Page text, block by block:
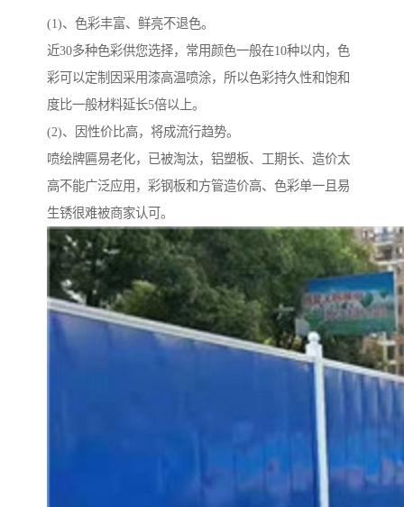
(1)、色彩丰富、鲜亮不退色。
近30多种色彩供您选择，常用颜色一般在10种以内，色
彩可以定制因采用漆高温喷涂，所以色彩持久性和饱和
度比一般材料延长5倍以上。
(2)、因性价比高，将成流行趋势。
喷绘牌匾易老化，已被淘汰，铝塑板、工期长、造价太
高不能广泛应用，彩钢板和方管造价高、色彩单一且易
生锈很难被商家认可。